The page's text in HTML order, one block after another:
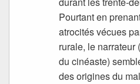
Pourtant en
atrocités vécues
rurale, le
du cinéaste)
des origines du